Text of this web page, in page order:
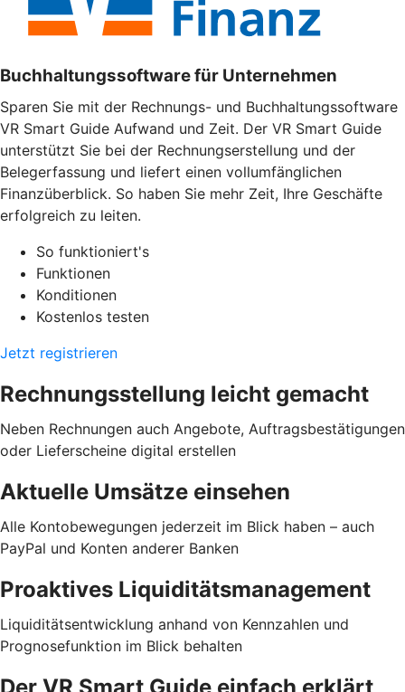
Buchhaltungssoftware für Unternehmen
Sparen Sie mit der Rechnungs- und Buchhaltungssoftware
VR Smart Guide Aufwand und Zeit. Der VR Smart Guide
unterstützt Sie bei der Rechnungserstellung und der
Belegerfassung und liefert einen vollumfänglichen
Finanzüberblick. So haben Sie mehr Zeit, Ihre Geschäfte
erfolgreich zu leiten.
So funktioniert's
Funktionen
Konditionen
Kostenlos testen
Jetzt registrieren
Rechnungsstellung leicht gemacht
Neben Rechnungen auch Angebote, Auftragsbestätigungen
oder Lieferscheine digital erstellen
Aktuelle Umsätze einsehen
Alle Kontobewegungen jederzeit im Blick haben – auch
PayPal und Konten anderer Banken
Proaktives Liquiditätsmanagement
Liquiditätsentwicklung anhand von Kennzahlen und
Prognosefunktion im Blick behalten